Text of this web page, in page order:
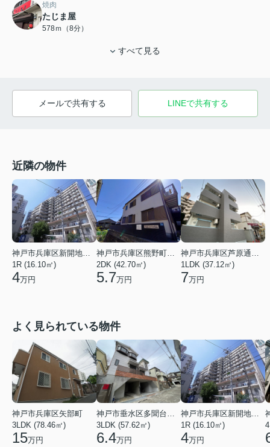
焼肉
たじま屋
578ｍ（8分）
すべて見る
メールで共有する LINEで共有する
近隣の物件
神戸市兵庫区新開地１丁目
1R (16.10㎡)
4万円
神戸市兵庫区熊野町４丁目
2DK (42.70㎡)
5.7万円
神戸市兵庫区芦原通４丁目
1LDK (37.12㎡)
7万円
よく見られている物件
神戸市兵庫区矢部町
3LDK (78.46㎡)
15万円
神戸市垂水区多聞台２丁目
3LDK (57.62㎡)
6.4万円
神戸市兵庫区新開地１丁目
1R (16.10㎡)
4万円